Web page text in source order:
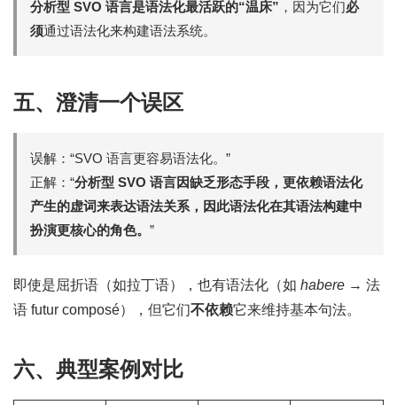
分析型 SVO 语言是语法化最活跃的“温床” ，因为它们必
须通过语法化来构建语法系统。
五、澄清一个误区
误解：“SVO 语言更容易语法化。”
正解：“分析型 SVO 语言因缺乏形态手段，更依赖语法化
产生的虚词来表达语法关系，因此语法化在其语法构建中
扮演更核心的角色。 ”
即使是屈折语（如拉丁语），也有语法化（如 habere → 法
语 futur composé），但它们不依赖它来维持基本句法。
六、典型案例对比